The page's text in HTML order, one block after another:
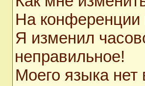
На конференции
Я изменил
неправильное!
Моего языка нет